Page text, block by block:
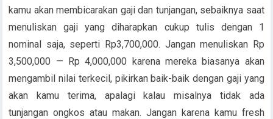
kamu akan membicarakan gaji dan tunjangan, sebaiknya saat
menuliskan gaji yang diharapkan cukup tulis dengan 1
nominal saja, seperti Rp3,700,000. Jangan menuliskan Rp
3,500,000 — Rp 4,000,000 karena mereka biasanya akan
mengambil nilai terkecil, pikirkan baik-baik dengan gaji yang
akan kamu terima, apalagi kalau misalnya tidak ada
tunjangan ongkos atau makan. Jangan karena kamu fresh